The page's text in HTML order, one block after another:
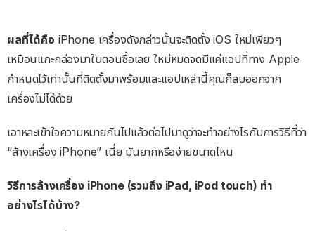
ผลที่ได้คือ iPhone เครื่องดังกล่าวนั้นจะติดตั้ง iOS ใหม่เพียวๆ
เหมือนแกะกล่องมาในตอนซื้อเลย ใหม่หมดจดมีแค่แอปที่ทาง Apple
กำหนดไว้เท่านั้นที่ติดตั้งมาพร้อมและแอปเหล่านี้คุณก็ลบออกจาก
เครื่องไม่ได้ด้วย
เอาหละเข้าใจความหมายกันไปแล้วต่อไปมาดูว่าจะทำอย่างไรกับการวิธีที่ว่า
“ล้างเครื่อง iPhone” เนี่ย มันยากหรือง่ายขนาดไหน
วิธีการล้างเครื่อง iPhone (รวมถึง iPad, iPod touch) ทำ
อย่างไรได้บ้าง?